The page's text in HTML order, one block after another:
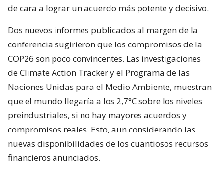
de cara a lograr un acuerdo más potente y decisivo.
Dos nuevos informes publicados al margen de la
conferencia sugirieron que los compromisos de la
COP26 son poco convincentes. Las investigaciones
de Climate Action Tracker y el Programa de las
Naciones Unidas para el Medio Ambiente, muestran
que el mundo llegaría a los 2,7°C sobre los niveles
preindustriales, si no hay mayores acuerdos y
compromisos reales. Esto, aun considerando las
nuevas disponibilidades de los cuantiosos recursos
financieros anunciados.